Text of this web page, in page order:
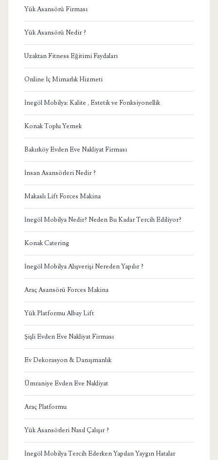
Yük Asansörü Firması
Yük Asansörü Nedir ?
Uzaktan Fitness Eğitimi Faydaları
Online İç Mimarlık Hizmeti
İnegöl Mobilya: Kalite , Estetik ve Fonksiyonellik
Konak Toplu Yemek
Bakırköy Evden Eve Nakliyat Firması
İnsan Asansörleri Nedir ?
Makaslı Lift Forces Makina
İnegöl Mobilya Nedir? Neden Bu Kadar Tercih Ediliyor?
Konak Catering
İnegöl Mobilya Alışverişi Nereden Yapılır ?
Araç Asansörü Forces Makina
Yük Platformu Albay Lift
Şişli Evden Eve Nakliyat Firması
Ev Dekorasyon & Danışmanlık
Ümraniye Evden Eve Nakliyat
Araç Platformu
Yük Asansörleri Nasıl Çalışır ?
İnegöl Mobilya Tercih Ederken Yapılan Yaygın Hatalar